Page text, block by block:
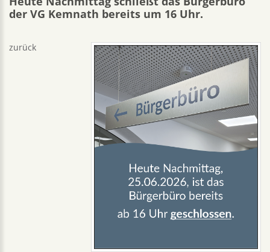
der VG Kemnath bereits um 16 Uhr.
zurück